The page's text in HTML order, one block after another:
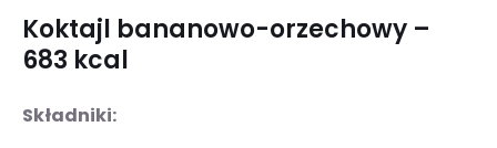
Koktajl bananowo-orzechowy –
683 kcal
Składniki: